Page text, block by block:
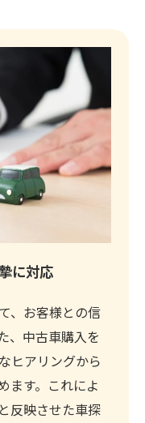
に対応
、お客様との信
、中古車購入を
ヒアリングから
ます。これによ
反映させた車探